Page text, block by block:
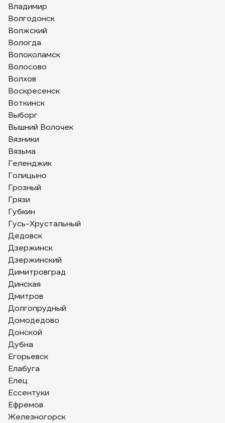
Владимир
Волгодонск
Волжский
Вологда
Волоколамск
Волосово
Волхов
Воскресенск
Воткинск
Выборг
Вышний Волочек
Вязники
Вязьма
Геленджик
Голицыно
Грозный
Грязи
Губкин
Гусь-Хрустальный
Дедовск
Дзержинск
Дзержинский
Димитровград
Динская
Дмитров
Долгопрудный
Домодедово
Донской
Дубна
Егорьевск
Елабуга
Елец
Ессентуки
Ефремов
Железногорск